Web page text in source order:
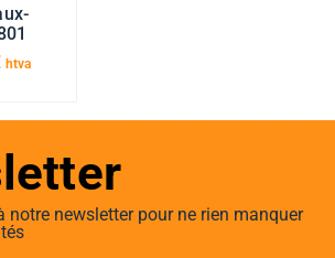
htva
notre newsletter pour ne rien manquer